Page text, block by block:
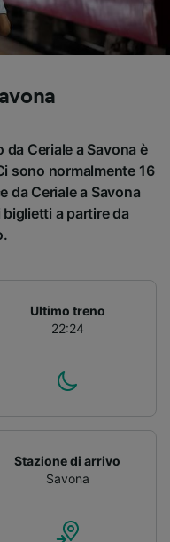
Ceriale a Savona è
sono normalmente 16
da Ceriale a Savona
a partire da
Ultimo treno
22:24
Stazione di arrivo
Savona
precisi.
del
prestazioni